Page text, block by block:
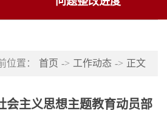
位置： 首页 -> 工作动态 -> 正文
会主义思想主题教育动员部